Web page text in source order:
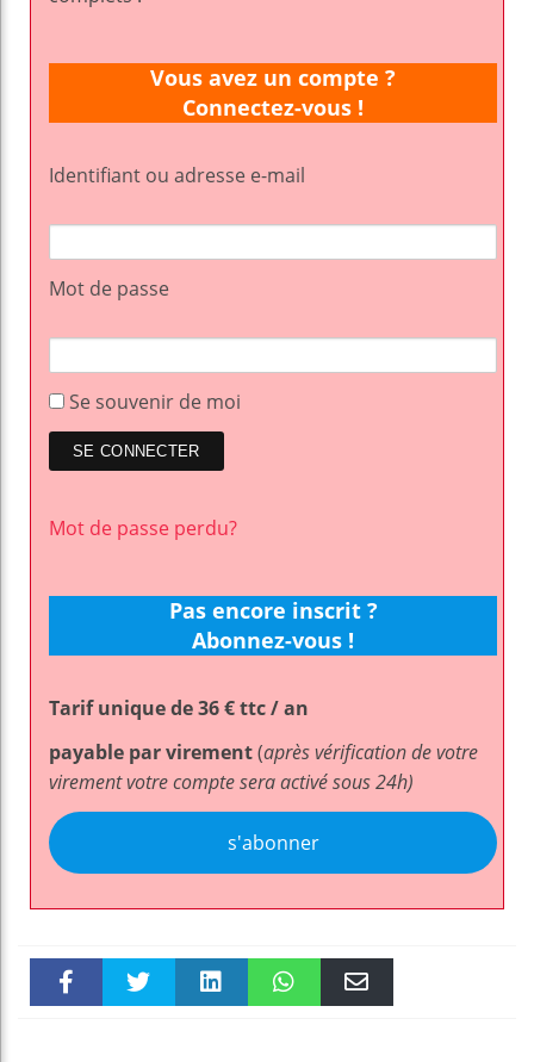
Vous avez un compte ?
Connectez-vous !
Identifiant ou adresse e-mail
Mot de passe
Se souvenir de moi
Mot de passe perdu?
Pas encore inscrit ?
Abonnez-vous !
Tarif unique de 36 € ttc / an
payable par virement(après vérification de votre
virement votre compte sera activé sous 24h)
s'abonner